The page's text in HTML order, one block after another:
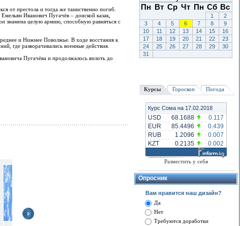
от престола и тогда же таинственно погиб.
Иванович Пугачёв – донской казак,
знамена целую армию, способную равняться с
и Нижнее Поволжье. В ходе восстания к
где разворачивались военные действия.
Пугачёва и продолжалось вплоть до
День
14 февраля-
неофициальный, но
профессиональном
научному миру и
Пн Вт Ср Чт Пн Сб Вс
1
2
3
4 5 6 7 8
9
10
11 12 13 14 15
16
17
18 19 20 21 22
23
24
25 26 27 28 29
30
31
Курсы Гороскоп Погода
Курс Сома на 17.02.2018
USD 68.1688
0.117
EUR
85.4496
0.439
RUB
1.2096
0.007
KZT
0.2135 0.002
Разместить у себя
Опросник
Вам нравится наш дизайн?
Да
Нет
Требуются доработки